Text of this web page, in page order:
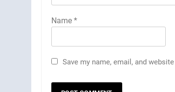
Name *
Save my name, email, and